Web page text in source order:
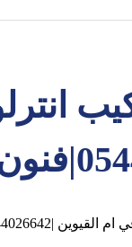
تركيب الانترلوك في ام القيوين